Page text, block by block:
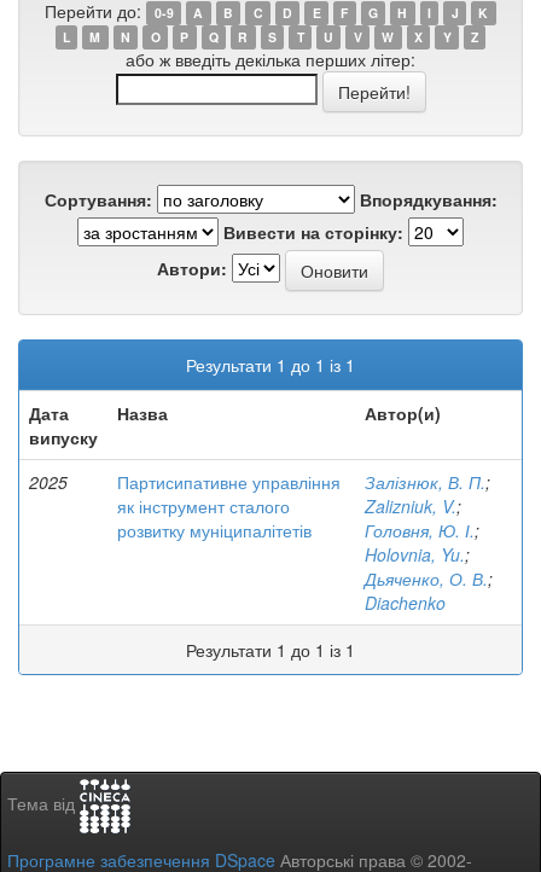
Перейти до: 0-9 A B C D E F G H I J
K
L
M N O P Q R S T U V W X Y Z
або ж введіть декілька перших літер:
Сортування:
Впорядкування:
Вивести на сторінку:
Автори:
Результати 1 до 1 із 1
Дата
випуску
Назва Автор(и)
2025
Партисипативне управління
як інструмент сталого
розвитку муніципалітетів
Залізнюк, В. П.;
Zalizniuk, V.;
Головня, Ю. І.;
Holovnia, Yu.;
Дьяченко, О. В.;
Diachenko
Результати 1 до 1 із 1
Тема від
Програмне забезпечення DSpace Авторські права © 2002-